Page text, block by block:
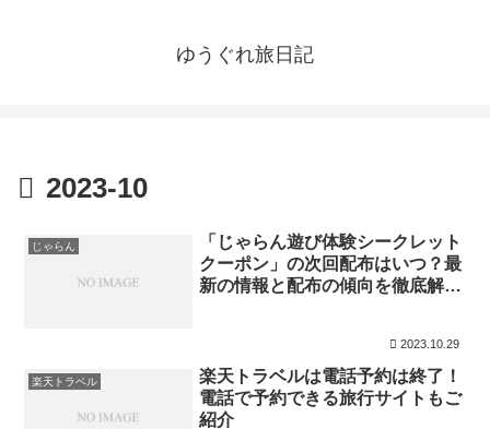
ゆうぐれ旅日記
2023-10
じゃらん
「じゃらん遊び体験シークレット
クーポン」の次回配布はいつ？最
新の情報と配布の傾向を徹底解
2023.10.29
楽天トラベル
楽天トラベルは電話予約は終了！
電話で予約できる旅行サイトもご
紹介